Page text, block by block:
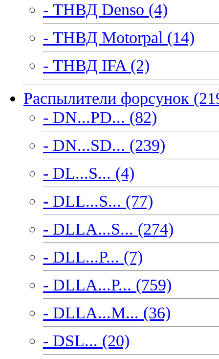
- ТНВД Denso (4)
- ТНВД Motorpal (14)
- ТНВД IFA (2)
Распылители форсунок
- DN...PD... (82)
- DN...SD... (239)
- DL...S... (4)
- DLL...S... (77)
- DLLA...S... (274)
- DLL...P... (7)
- DLLA...P... (759)
- DLLA...M... (36)
- DSL... (20)